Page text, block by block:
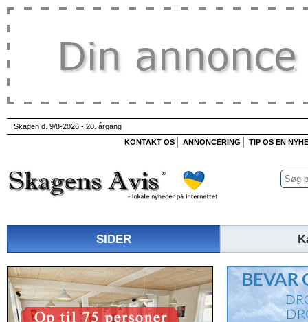
Skagen d. 9/8-2026 - 20. årgang
KONTAKT OS
ANNONCERING TIP OS EN
SIDER